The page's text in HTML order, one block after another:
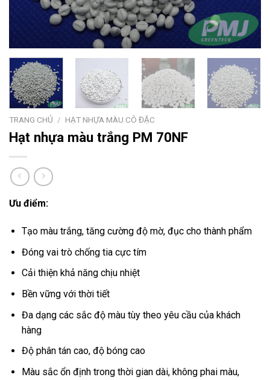
TRANG CHỦ / HẠT NHỰA MÀU CÔ ĐẶC
Hạt nhựa màu trắng PM 70NF
Ưu điểm:
Tạo màu trắng, tăng cường độ mờ, đục cho thành phẩm
Đóng vai trò chống tia cực tím
Cải thiện khả năng chịu nhiệt
Bền vững với thời tiết
Đa dạng các sắc độ màu tùy theo yêu cầu của khách
hàng
Độ phân tán cao, độ bóng cao
Màu sắc ổn định trong thời gian dài, không phai màu,